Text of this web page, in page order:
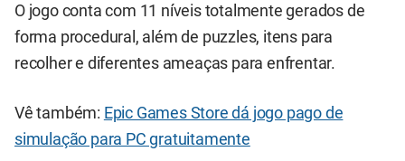
O jogo conta com 11 níveis totalmente gerados de
forma procedural, além de puzzles, itens para
recolher e diferentes ameaças para enfrentar.
Vê também: Epic Games Store dá jogo pago de
simulação para PC gratuitamente